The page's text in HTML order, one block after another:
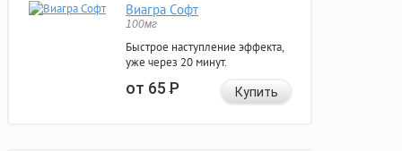
Виагра Софт
100мг
Быстрое наступление эффекта,
уже через 20 минут.
от 65Р Купить